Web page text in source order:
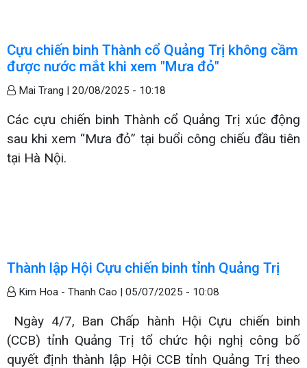
Cựu chiến binh Thành cổ Quảng Trị không cầm
được nước mắt khi xem "Mưa đỏ"
Mai Trang | 20/08/2025 - 10:18
Các cựu chiến binh Thành cổ Quảng Trị xúc động
sau khi xem “Mưa đỏ” tại buổi công chiếu đầu tiên
tại Hà Nội.
Thành lập Hội Cựu chiến binh tỉnh Quảng Trị
Kim Hoa - Thanh Cao | 05/07/2025 - 10:08
Ngày 4/7, Ban Chấp hành Hội Cựu chiến binh
(CCB) tỉnh Quảng Trị tổ chức hội nghị công bố
quyết định thành lập Hội CCB tỉnh Quảng Trị theo